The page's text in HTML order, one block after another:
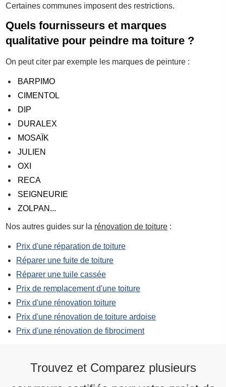
Certaines communes imposent des restrictions.
Quels fournisseurs et marques
qualitative pour peindre ma toiture ?
On peut citer par exemple les marques de peinture :
BARPIMO
CIMENTOL
DIP
DURALEX
MOSAÏK
JULIEN
OXI
RECA
SEIGNEURIE
ZOLPAN...
Nos autres guides sur la rénovation de toiture :
Prix d'une réparation de toiture
Réparer une fuite de toiture
Réparer une tuile cassée
Prix de remplacement d'une toiture
Prix d'une rénovation toiture
Prix d'une rénovation de toiture ardoise
Prix d'une rénovation de fibrociment
Trouvez et Comparez plusieurs